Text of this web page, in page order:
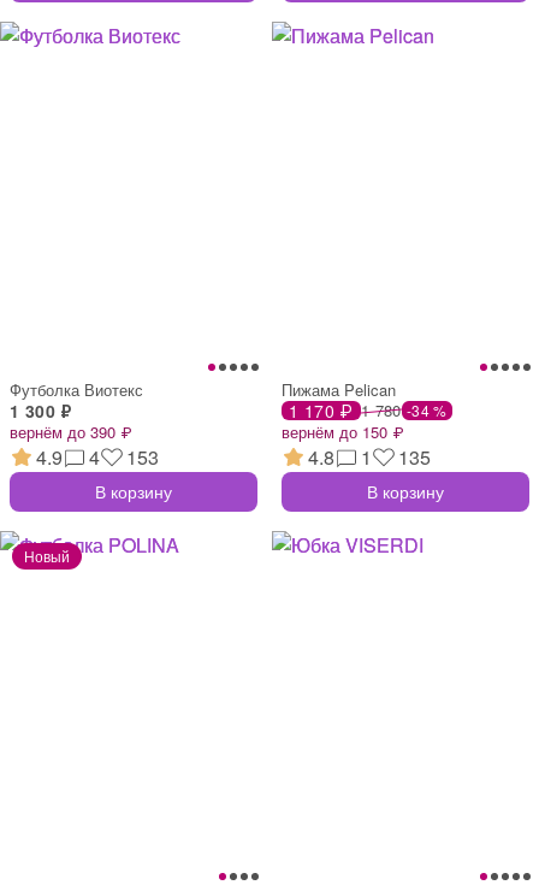
Футболка Виотекс
1 300 ₽
вернём до 390 ₽
4.9 4 153
В корзину
Пижама Pelican
1 170 ₽ 1 780 -34 %
вернём до 150 ₽
4.8 1 135
В корзину